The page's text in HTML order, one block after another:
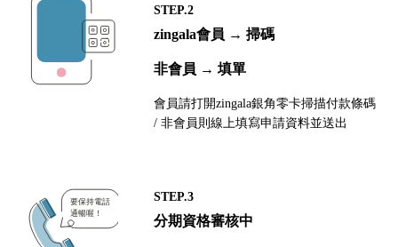
STEP.2
zingala會員 → 掃碼
非會員 → 填單
會員請打開zingala銀角零卡掃描付款條碼
/ 非會員則線上填寫申請資料並送出
STEP.3
分期資格審核中